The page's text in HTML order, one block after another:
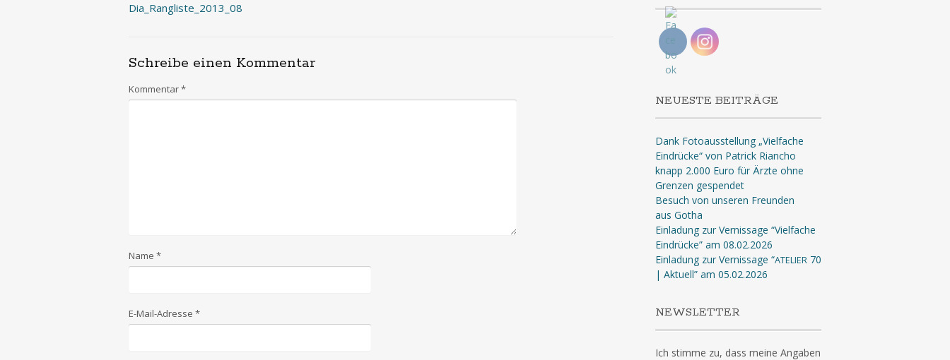
Dia_Rangliste_2013_08
Schreibe einen Kommentar
Kommentar*
Name *
E-Mail-Adresse *
NEUESTE BEITRÄGE
Dank Fotoausstellung „Vielfache
Eindrücke“ von Patrick Riancho
knapp 2.000 Euro für Ärzte ohne
Grenzen gespendet
Besuch von unseren Freunden
aus Gotha
Einladung zur Vernissage “Vielfache
Eindrücke” am 08.02.2026
Einladung zur Vernissage “ATELIER70
| Aktuell” am 05.02.2026
NEWSLETTER
Ich stimme zu, dass meine Angaben